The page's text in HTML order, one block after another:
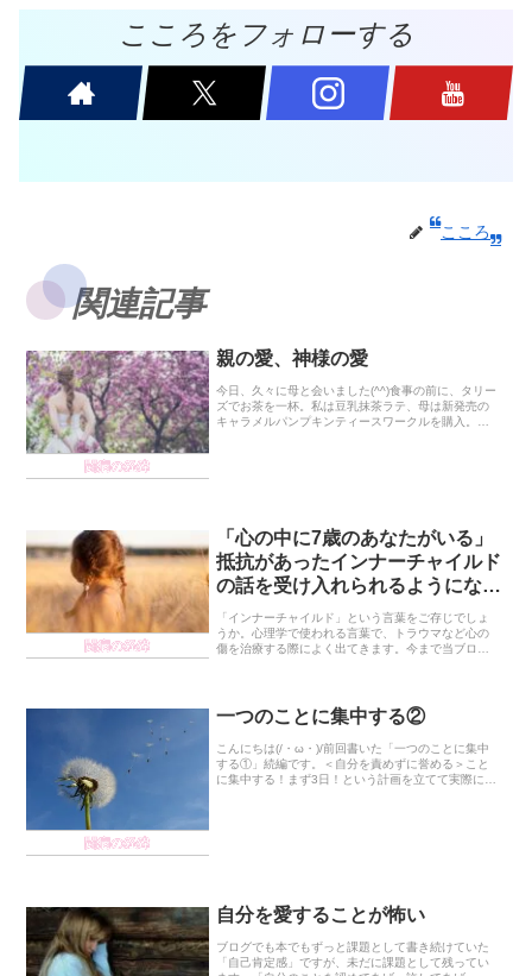
こころをフォローする
こころ
関連記事
闘病の経緯
親の愛、神様の愛
今日、久々に母と会いました(^^)食事の前に、タリー
ズでお茶を一杯。私は豆乳抹茶ラテ、母は新発売の
キャラメルパンプキンティースワークルを購入。実
闘病の経緯
「心の中に7歳のあなたがいる」
抵抗があったインナーチャイルド
の話を受け入れられるようになっ
た話(前編)
「インナーチャイルド」という言葉をご存じでしょ
うか。心理学で使われる言葉で、トラウマなど心の
傷を治療する際によく出てきます。今まで当ブログ
闘病の経緯
一つのことに集中する②
こんにちは(/・ω・)/前回書いた「一つのことに集中
する①」続編です。＜自分を責めずに誉める＞こと
に集中する！まず3日！という計画を立てて実際にや
自分を愛することが怖い
ブログでも本でもずっと課題として書き続けていた
「自己肯定感」ですが、未だに課題として残ってい